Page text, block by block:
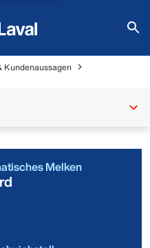
Kundenaussagen
Melken